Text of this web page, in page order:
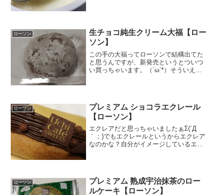
は「ソル...
ローソン
生チョコ純生クリーム大福【ロー
ソン】
この手の大福ってローソンで結構出てた
と思うんですが、新発売というとついつ
い買っちゃいます。（´ω`*）そういえ
ローソン
プレミアム ショコラエクレール
【ローソン】
エクレアだと思っちゃいましたぁΣ(´Д
｀；)でもエクレールというからエクレア
なのかな？自分がイメージしているエク
す。原材料名と栄養成...
ローソン
プレミアム 熟成宇治抹茶のロー
ルケーキ【ローソン】